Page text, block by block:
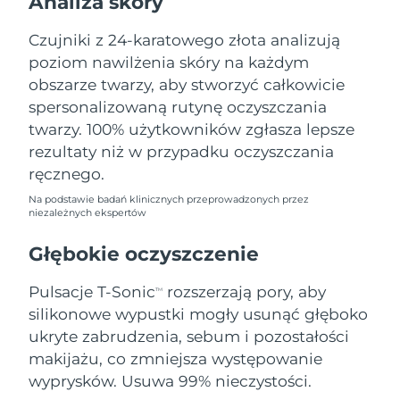
Czujniki z 24-karatowego złota analizują
poziom nawilżenia skóry na każdym
obszarze twarzy, aby stworzyć całkowicie
spersonalizowaną rutynę oczyszczania
twarzy. 100% użytkowników zgłasza lepsze
rezultaty niż w przypadku oczyszczania
ręcznego.
Na podstawie badań klinicznych przeprowadzonych przez
niezależnych ekspertów
Głębokie oczyszczenie
Pulsacje T-SonicTM
rozszerzają pory, aby
silikonowe wypustki mogły usunąć głęboko
ukryte zabrudzenia, sebum i pozostałości
makijażu, co zmniejsza występowanie
wyprysków. Usuwa 99% nieczystości.
Liban
Litwa
Oczekiwany czas dostawy
11/8/26
Luksemburg
Oczekiwany czas dostawy
11/8/26
SRA Makau (Chiny)
Malta
Meksyk
Oczekiwany czas dostawy
15/8/26
Monako
Oczekiwany czas dostawy